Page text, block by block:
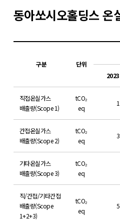
동아쏘시오홀딩스 온
구분 단위
2023
직접온실가스
배출량(Scope 1)
tCO₂
eq
간접온실가스
배출량(Scope 2)
tCO₂
eq
기타온실가스
배출량(Scope 3)
tCO₂
eq
직/간접/기타간접
배출량(Scope
1+2+3)
tCO₂
eq